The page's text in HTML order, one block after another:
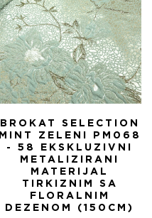
BROKAT SELECTION
MINT ZELENI PM068
- 58 EKSKLUZIVNI
METALIZIRANI
MATERIJAL
TIRKIZNIM SA
FLORALNIM
DEZENOM (150CM)